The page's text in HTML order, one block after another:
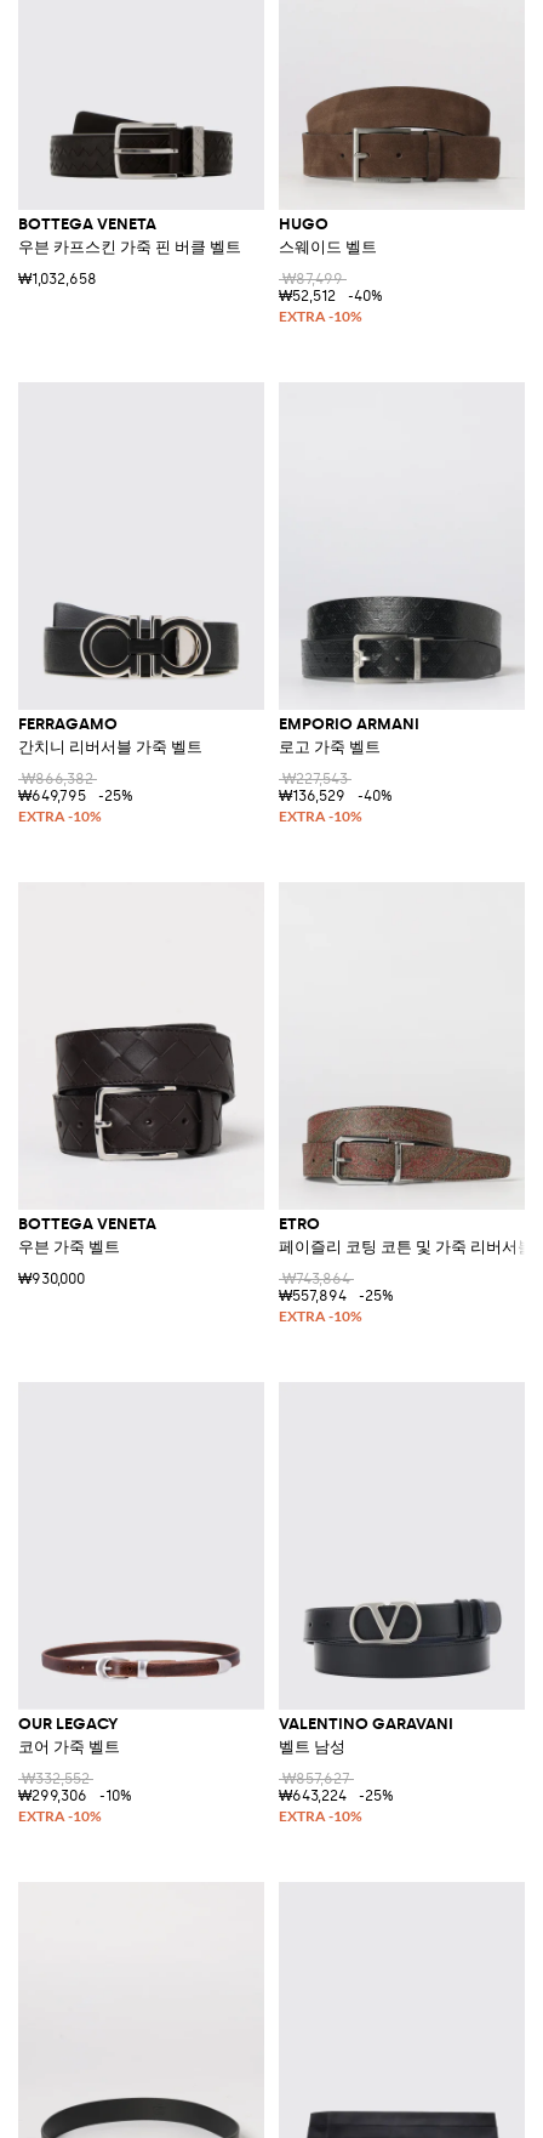
BOTTEGA VENETA
우븐 카프스킨 가죽 핀 버클 벨트
₩1,032,658
HUGO
스웨이드 벨트
₩87,499
₩52,512
-40%
FERRAGAMO
간치니 리버서블 가죽 벨트
₩866,382
₩649,795
-25%
EMPORIO ARMANI
로고 가죽 벨트
₩227,543
₩136,529
-40%
BOTTEGA VENETA
우븐 가죽 벨트
₩930,000
ETRO
페이즐리 코팅 코튼 및 가죽 리버서블
₩743,864
₩557,894
-25%
OUR LEGACY
코어 가죽 벨트
₩332,552
₩299,306
-10%
VALENTINO GARAVANI
벨트 남성
₩857,627
₩643,224
-25%